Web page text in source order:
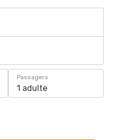
Passagers
1 adulte